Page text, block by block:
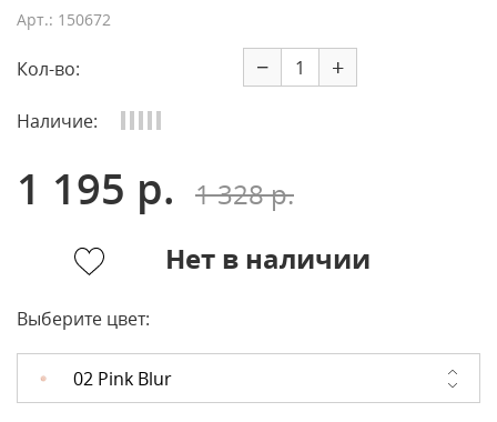
Арт.: 150672
Кол-во: − +
Наличие:
1 195 р.
1 328 р.
Нет в наличии
Выберите цвет:
02 Pink Blur